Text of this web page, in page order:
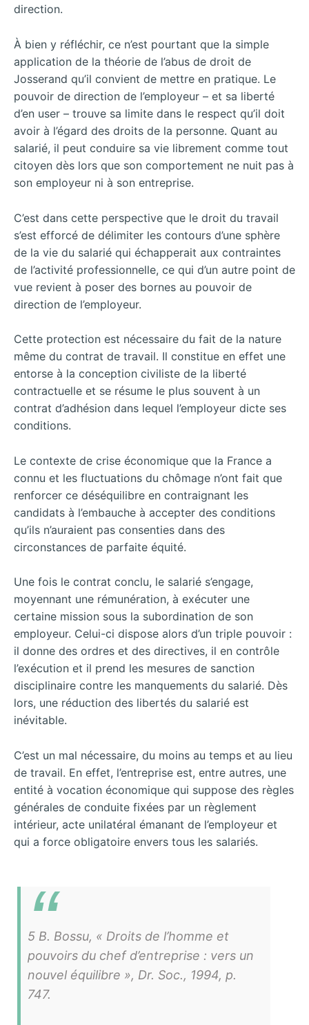
direction.
À bien y réfléchir, ce n’est pourtant que la simple
application de la théorie de l’abus de droit de
Josserand qu’il convient de mettre en pratique. Le
pouvoir de direction de l’employeur – et sa liberté
d’en user – trouve sa limite dans le respect qu’il doit
avoir à l’égard des droits de la personne. Quant au
salarié, il peut conduire sa vie librement comme tout
citoyen dès lors que son comportement ne nuit pas à
son employeur ni à son entreprise.
C’est dans cette perspective que le droit du travail
s’est efforcé de délimiter les contours d’une sphère
de la vie du salarié qui échapperait aux contraintes
de l’activité professionnelle, ce qui d’un autre point de
vue revient à poser des bornes au pouvoir de
direction de l’employeur.
Cette protection est nécessaire du fait de la nature
même du contrat de travail. Il constitue en effet une
entorse à la conception civiliste de la liberté
contractuelle et se résume le plus souvent à un
contrat d’adhésion dans lequel l’employeur dicte ses
conditions.
Le contexte de crise économique que la France a
connu et les fluctuations du chômage n’ont fait que
renforcer ce déséquilibre en contraignant les
candidats à l’embauche à accepter des conditions
qu’ils n’auraient pas consenties dans des
circonstances de parfaite équité.
Une fois le contrat conclu, le salarié s’engage,
moyennant une rémunération, à exécuter une
certaine mission sous la subordination de son
employeur. Celui-ci dispose alors d’un triple pouvoir :
il donne des ordres et des directives, il en contrôle
l’exécution et il prend les mesures de sanction
disciplinaire contre les manquements du salarié. Dès
lors, une réduction des libertés du salarié est
inévitable.
C’est un mal nécessaire, du moins au temps et au lieu
de travail. En effet, l’entreprise est, entre autres, une
entité à vocation économique qui suppose des règles
générales de conduite fixées par un règlement
intérieur, acte unilatéral émanant de l’employeur et
qui a force obligatoire envers tous les salariés.
5 B. Bossu, « Droits de l’homme et
pouvoirs du chef d’entreprise : vers un
nouvel équilibre », Dr. Soc., 1994, p.
747.